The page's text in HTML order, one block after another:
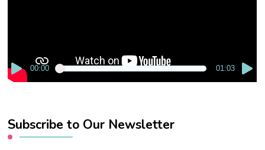
00:00 01:03
Subscribe to Our Newsletter